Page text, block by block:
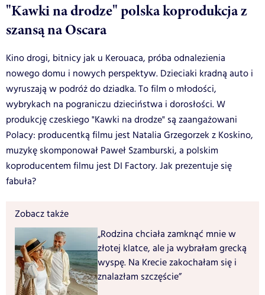
"Kawki na drodze" polska koprodukcja z
szansą na Oscara
Kino drogi, bitnicy jak u Kerouaca, próba odnalezienia
nowego domu i nowych perspektyw. Dzieciaki kradną auto i
wyruszają w podróż do dziadka. To film o młodości,
wybrykach na pograniczu dzieciństwa i dorosłości. W
produkcję czeskiego "Kawki na drodze" są zaangażowani
Polacy: producentką filmu jest Natalia Grzegorzek z Koskino,
muzykę skomponował Paweł Szamburski, a polskim
koproducentem filmu jest DI Factory. Jak prezentuje się
fabuła?
Zobacz także
„Rodzina chciała zamknąć mnie w
złotej klatce, ale ja wybrałam grecką
wyspę. Na Krecie zakochałam się i
znalazłam szczęście”